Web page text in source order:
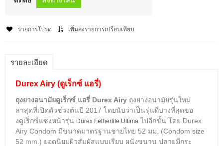
รายการโปรด เพิ่มลงรายการเปรียบเทียบ
รายละเอียด
Durex Airy (ดูเร็กซ์ แอรี่)
ถุงยางอนามัยดูเร็กซ์ แอรี่ Durex Airy ถุงยางอนามัยรุ่นใหม่
ล่าสุดที่เปิดตัวช่วงต้นปี 2017 โดยนับว่าเป็นรุ่นที่บางที่สุดขอ
งดูเร็กซ์แซงหน้ารุ่น Durex Fetherlite Ultima ไปอีกขั้น โดย Durex
Airy Condom มีขนาดมาตรฐานชายไทย 52 มม. (Condom size
52 mm.) ยอดนิยมผิวสัมผัสแบบเรียบ ผนังขนาน ปลายมีกระ